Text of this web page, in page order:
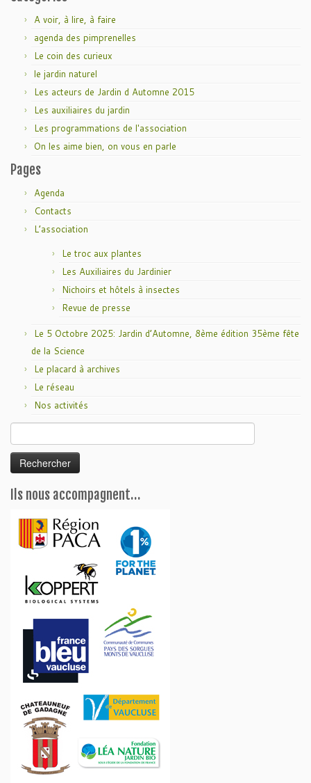
A voir, à lire, à faire
agenda des pimprenelles
Le coin des curieux
le jardin naturel
Les acteurs de Jardin d Automne 2015
Les auxiliaires du jardin
Les programmations de l'association
On les aime bien, on vous en parle
Pages
Agenda
Contacts
L’association
Le troc aux plantes
Les Auxiliaires du Jardinier
Nichoirs et hôtels à insectes
Revue de presse
Le 5 Octobre 2025: Jardin d’Automne, 8ème édition 35ème fête
de la Science
Le placard à archives
Le réseau
Nos activités
Rechercher :
Ils nous accompagnent…